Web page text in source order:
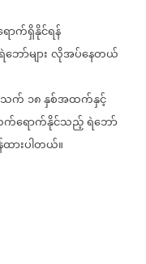
ာက်ရှိနိုင်ရန်
ဘော်များလိုအပ်နေတယ်
က် ၁၈နှစ်အထက်နှင့်
ရောက်နိုင်သည့်ရဲဘော်
ားပါတယ်။